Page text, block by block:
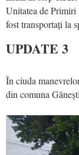
Unitatea de Primiri
fost transportați la
UPDATE 3
În ciuda
din comuna